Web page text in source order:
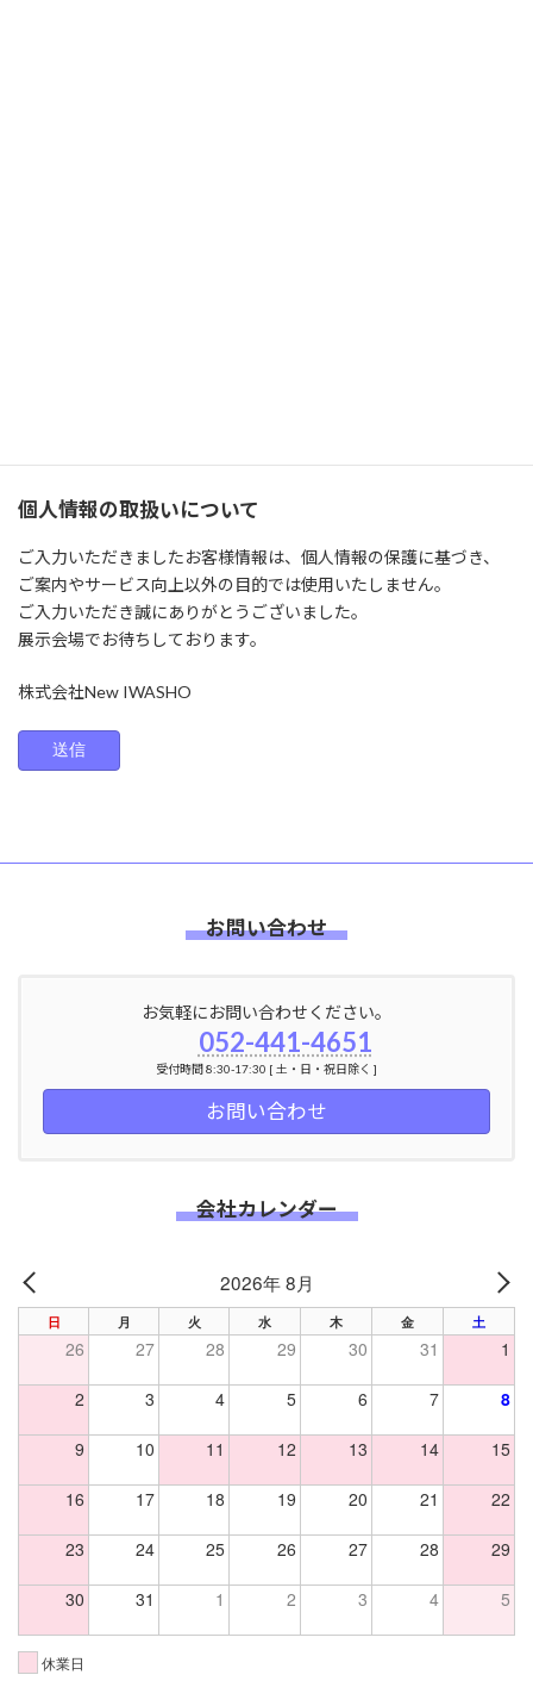
個人情報の取扱いについて
ご入力いただきましたお客様情報は、個人情報の保護に基づき、
ご案内やサービス向上以外の目的では使用いたしません。
ご入力いただき誠にありがとうございました。
展示会場でお待ちしております。
株式会社New IWASHO
お問い合わせ
お気軽にお問い合わせください。
052-441-4651
受付時間 8:30-17:30 [ 土・日・祝日除く ]
お問い合わせ
会社カレンダー
PREV
2026年 8月
日 月 火 水 木 金 土
26 27 28 29 30 31 1
2 3 4 5 6 7 8
9 10 11 12 13 14 15
16 17 18 19 20 21 22
23 24 25 26 27 28 29
30 31 1 2 3 4 5
休業日